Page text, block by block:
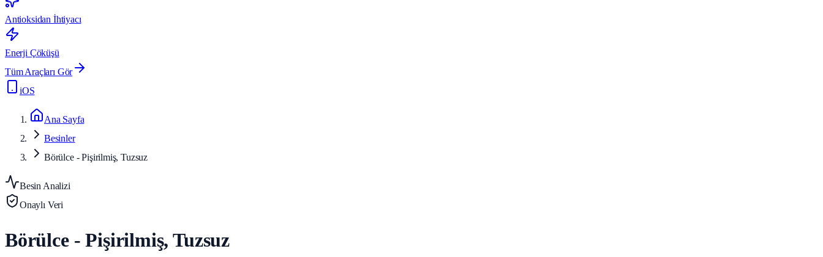
Antioksidan İhtiyacı
Enerji Çöküşü
Tüm Araçları Gör
iOS
Ana Sayfa
Besinler
Börülce - Pişirilmiş, Tuzsuz
Besin Analizi
Onaylı Veri
Börülce - Pişirilmiş, Tuzsuz